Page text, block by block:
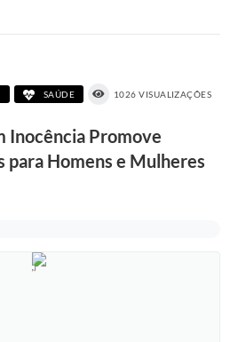
SAÚDE 1026 VISUALIZAÇÕES
Inocência Promove
para Homens e Mulheres